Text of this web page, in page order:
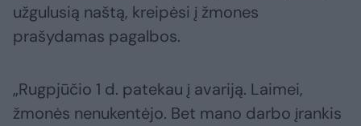
užgulusią naštą, kreipėsi į žmones
prašydamas pagalbos.
„Rugpjūčio 1 d. patekau į avariją. Laimei,
žmonės nenukentėjo. Bet mano darbo įrankis